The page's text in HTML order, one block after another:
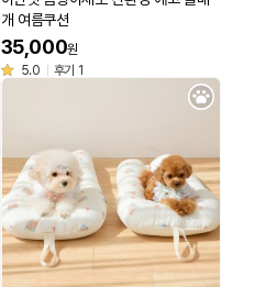
개 여름쿠션
35,000원
5.0
후기 1